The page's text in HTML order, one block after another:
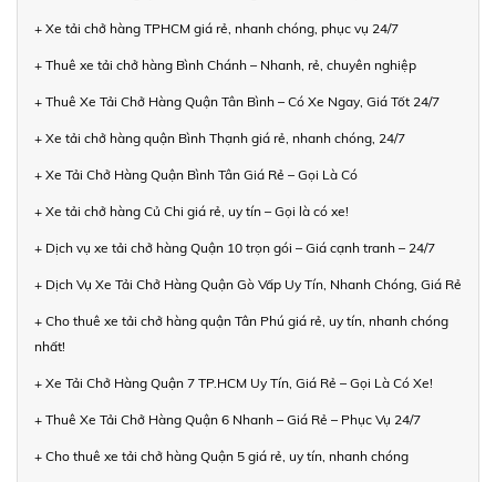
+ Xe tải chở hàng TPHCM giá rẻ, nhanh chóng, phục vụ 24/7
+ Thuê xe tải chở hàng Bình Chánh – Nhanh, rẻ, chuyên nghiệp
+ Thuê Xe Tải Chở Hàng Quận Tân Bình – Có Xe Ngay, Giá Tốt 24/7
+ Xe tải chở hàng quận Bình Thạnh giá rẻ, nhanh chóng, 24/7
+ Xe Tải Chở Hàng Quận Bình Tân Giá Rẻ – Gọi Là Có
+ Xe tải chở hàng Củ Chi giá rẻ, uy tín – Gọi là có xe!
+ Dịch vụ xe tải chở hàng Quận 10 trọn gói – Giá cạnh tranh – 24/7
+ Dịch Vụ Xe Tải Chở Hàng Quận Gò Vấp Uy Tín, Nhanh Chóng, Giá Rẻ
+ Cho thuê xe tải chở hàng quận Tân Phú giá rẻ, uy tín, nhanh chóng
nhất!
+ Xe Tải Chở Hàng Quận 7 TP.HCM Uy Tín, Giá Rẻ – Gọi Là Có Xe!
+ Thuê Xe Tải Chở Hàng Quận 6 Nhanh – Giá Rẻ – Phục Vụ 24/7
+ Cho thuê xe tải chở hàng Quận 5 giá rẻ, uy tín, nhanh chóng